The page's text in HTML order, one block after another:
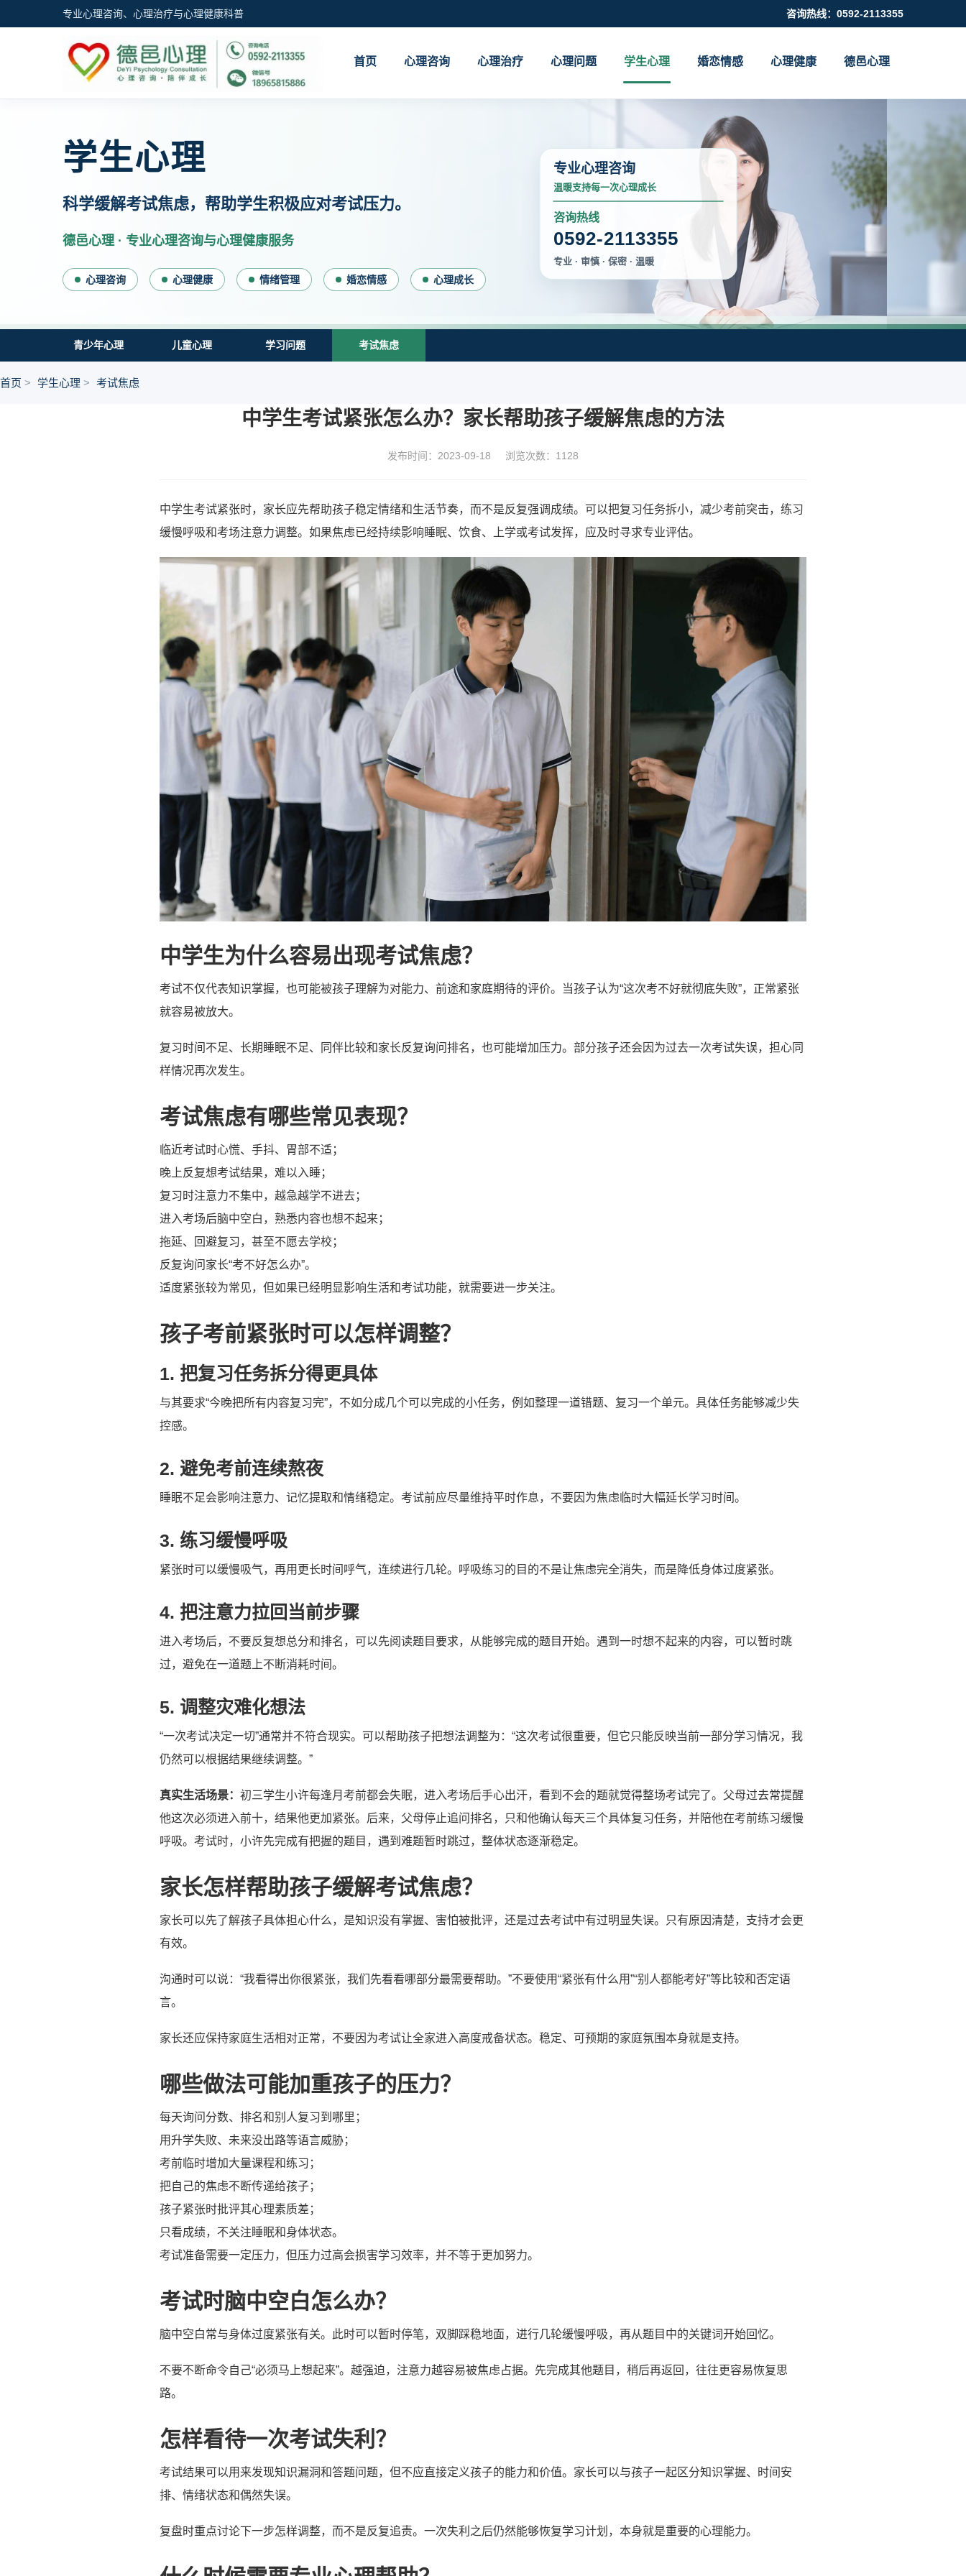
专业心理咨询、心理治疗与心理健康科普 咨询热线：0592-2113355
首页 心理咨询 心理治疗 心理问题 学生心理 婚恋情感 心理健康 德邑心理
学生心理
科学缓解考试焦虑，帮助学生积极应对考试压力。
德邑心理 · 专业心理咨询与心理健康服务
心理咨询 心理健康 情绪管理 婚恋情感 心理成长
专业心理咨询
温暖支持每一次心理成长
咨询热线
0592-2113355
专业 · 审慎 · 保密 · 温暖
青少年心理 儿童心理 学习问题 考试焦虑
首页 学生心理 考试焦虑
中学生考试紧张怎么办？家长帮助孩子缓解焦虑的方法
发布时间：2023-09-18 浏览次数： 1128
中学生考试紧张时，家长应先帮助孩子稳定情绪和生活节奏，而不是反复强调成绩。可以把复习任务拆小，减少考前突击，练习
缓慢呼吸和考场注意力调整。如果焦虑已经持续影响睡眠、饮食、上学或考试发挥，应及时寻求专业评估。
中学生为什么容易出现考试焦虑？
考试不仅代表知识掌握，也可能被孩子理解为对能力、前途和家庭期待的评价。当孩子认为“这次考不好就彻底失败”，正常紧张
就容易被放大。
复习时间不足、长期睡眠不足、同伴比较和家长反复询问排名，也可能增加压力。部分孩子还会因为过去一次考试失误，担心同
样情况再次发生。
考试焦虑有哪些常见表现？
临近考试时心慌、手抖、胃部不适；
晚上反复想考试结果，难以入睡；
复习时注意力不集中，越急越学不进去；
进入考场后脑中空白，熟悉内容也想不起来；
拖延、回避复习，甚至不愿去学校；
反复询问家长“考不好怎么办”。
适度紧张较为常见，但如果已经明显影响生活和考试功能，就需要进一步关注。
孩子考前紧张时可以怎样调整？
1. 把复习任务拆分得更具体
与其要求“今晚把所有内容复习完”，不如分成几个可以完成的小任务，例如整理一道错题、复习一个单元。具体任务能够减少失
控感。
2. 避免考前连续熬夜
睡眠不足会影响注意力、记忆提取和情绪稳定。考试前应尽量维持平时作息，不要因为焦虑临时大幅延长学习时间。
3. 练习缓慢呼吸
紧张时可以缓慢吸气，再用更长时间呼气，连续进行几轮。呼吸练习的目的不是让焦虑完全消失，而是降低身体过度紧张。
4. 把注意力拉回当前步骤
进入考场后，不要反复想总分和排名，可以先阅读题目要求，从能够完成的题目开始。遇到一时想不起来的内容，可以暂时跳
过，避免在一道题上不断消耗时间。
5. 调整灾难化想法
“一次考试决定一切”通常并不符合现实。可以帮助孩子把想法调整为：“这次考试很重要，但它只能反映当前一部分学习情况，我
仍然可以根据结果继续调整。”
真实生活场景： 初三学生小许每逢月考前都会失眠，进入考场后手心出汗，看到不会的题就觉得整场考试完了。父母过去常提醒
他这次必须进入前十，结果他更加紧张。后来，父母停止追问排名，只和他确认每天三个具体复习任务，并陪他在考前练习缓慢
呼吸。考试时，小许先完成有把握的题目，遇到难题暂时跳过，整体状态逐渐稳定。
家长怎样帮助孩子缓解考试焦虑？
家长可以先了解孩子具体担心什么，是知识没有掌握、害怕被批评，还是过去考试中有过明显失误。只有原因清楚，支持才会更
有效。
沟通时可以说：“我看得出你很紧张，我们先看看哪部分最需要帮助。”不要使用“紧张有什么用”“别人都能考好”等比较和否定语
言。
家长还应保持家庭生活相对正常，不要因为考试让全家进入高度戒备状态。稳定、可预期的家庭氛围本身就是支持。
哪些做法可能加重孩子的压力？
每天询问分数、排名和别人复习到哪里；
用升学失败、未来没出路等语言威胁；
考前临时增加大量课程和练习；
把自己的焦虑不断传递给孩子；
孩子紧张时批评其心理素质差；
只看成绩，不关注睡眠和身体状态。
考试准备需要一定压力，但压力过高会损害学习效率，并不等于更加努力。
考试时脑中空白怎么办？
脑中空白常与身体过度紧张有关。此时可以暂时停笔，双脚踩稳地面，进行几轮缓慢呼吸，再从题目中的关键词开始回忆。
不要不断命令自己“必须马上想起来”。越强迫，注意力越容易被焦虑占据。先完成其他题目，稍后再返回，往往更容易恢复思
路。
怎样看待一次考试失利？
考试结果可以用来发现知识漏洞和答题问题，但不应直接定义孩子的能力和价值。家长可以与孩子一起区分知识掌握、时间安
排、情绪状态和偶然失误。
复盘时重点讨论下一步怎样调整，而不是反复追责。一次失利之后仍然能够恢复学习计划，本身就是重要的心理能力。